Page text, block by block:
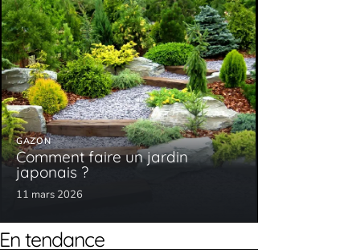
GAZON
Comment faire un jardin
japonais ?
11 mars 2026
En tendance